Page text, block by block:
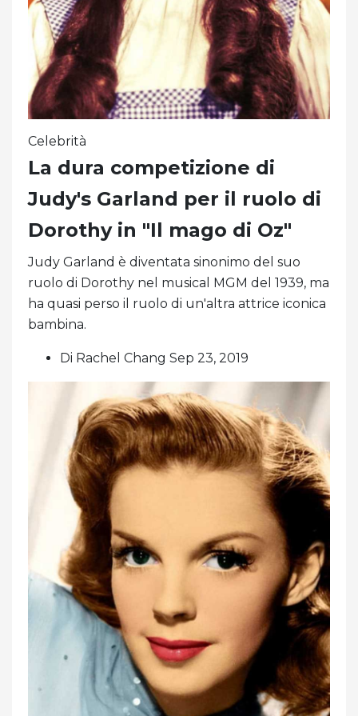
Celebrità
La dura competizione di
Judy's Garland per il ruolo di
Dorothy in "Il mago di Oz"
Judy Garland è diventata sinonimo del suo
ruolo di Dorothy nel musical MGM del 1939, ma
ha quasi perso il ruolo di un'altra attrice iconica
bambina.
Di Rachel Chang Sep 23, 2019